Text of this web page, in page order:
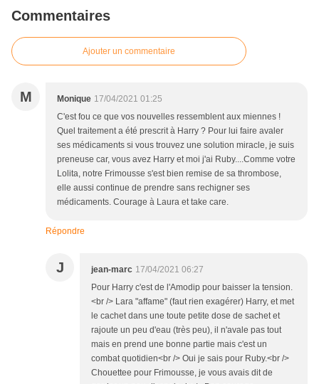
Commentaires
Ajouter un commentaire
M Monique 17/04/2021 01:25
C'est fou ce que vos nouvelles ressemblent aux miennes !
Quel traitement a été prescrit à Harry ? Pour lui faire avaler
ses médicaments si vous trouvez une solution miracle, je suis
preneuse car, vous avez Harry et moi j'ai Ruby....Comme votre
Lolita, notre Frimousse s'est bien remise de sa thrombose,
elle aussi continue de prendre sans rechigner ses
médicaments. Courage à Laura et take care.
Répondre
J jean-marc 17/04/2021 06:27
Pour Harry c'est de l'Amodip pour baisser la tension.
<br /> Lara "affame" (faut rien exagérer) Harry, et met
le cachet dans une toute petite dose de sachet et
rajoute un peu d'eau (très peu), il n'avale pas tout
mais en prend une bonne partie mais c'est un
combat quotidien<br /> Oui je sais pour Ruby.<br />
Chouettee pour Frimousse, je vous avais dit de